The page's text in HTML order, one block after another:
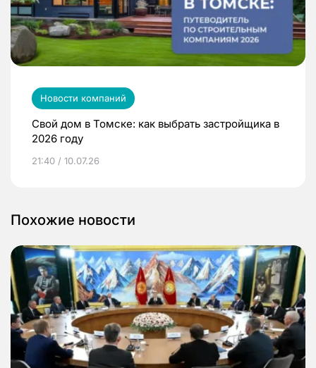
Новости компаний
Свой дом в Томске: как выбрать застройщика в
2026 году
21:40 / 10.07.26
Похожие новости